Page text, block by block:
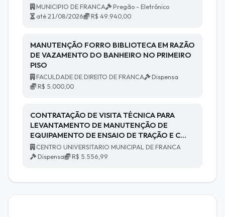
MUNICIPIO DE FRANCA
Pregão - Eletrônico
até 21/08/2026
R$ 49.940,00
MANUTENÇÃO FORRO BIBLIOTECA EM RAZÃO
DE VAZAMENTO DO BANHEIRO NO PRIMEIRO
PISO
FACULDADE DE DIREITO DE FRANCA
Dispensa
R$ 5.000,00
CONTRATAÇÃO DE VISITA TÉCNICA PARA
LEVANTAMENTO DE MANUTENÇÃO DE
EQUIPAMENTO DE ENSAIO DE TRAÇÃO E C…
CENTRO UNIVERSITARIO MUNICIPAL DE FRANCA
Dispensa
R$ 5.556,99